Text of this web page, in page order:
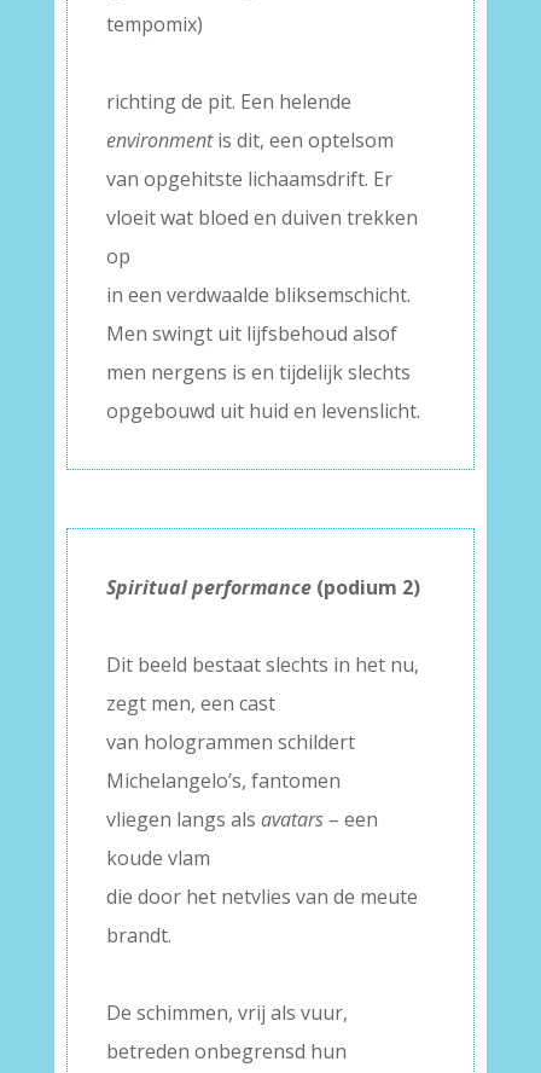
tempomix)
richting de pit. Een helende
environmentis dit, een optelsom
van opgehitste lichaamsdrift. Er
vloeit wat bloed en duiven trekken
op
in een verdwaalde bliksemschicht.
Men swingt uit lijfsbehoud alsof
men nergens is en tijdelijk slechts
opgebouwd uit huid en levenslicht.
Spiritual performance(podium 2)
Dit beeld bestaat slechts in het nu,
zegt men, een cast
van hologrammen schildert
Michelangelo’s, fantomen
vliegen langs als avatars– een
koude vlam
die door het netvlies van de meute
brandt.
De schimmen, vrij als vuur,
betreden onbegrensd hun